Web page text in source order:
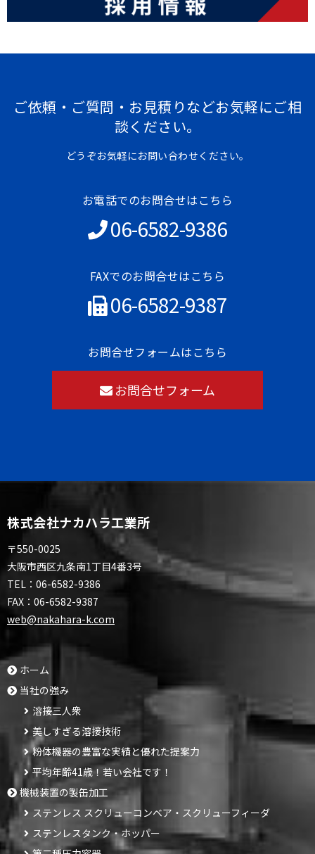
ご依頼・ご質問・お見積りなどお気軽にご相
談ください。
どうぞお気軽にお問い合わせください。
お電話でのお問合せはこちら
06-6582-9386
FAXでのお問合せはこちら
06-6582-9387
お問合せフォームはこちら
お問合せフォーム
株式会社ナカハラ工業所
〒550-0025
大阪市西区九条南1丁目4番3号
TEL： 06-6582-9386
FAX： 06-6582-9387
web@nakahara-k.com
ホーム
当社の強み
溶接三人衆
美しすぎる溶接技術
粉体機器の豊富な実績と優れた提案力
平均年齢41歳！若い会社です！
機械装置の製缶加工
ステンレス スクリューコンベア・スクリューフィーダ
ステンレスタンク・ホッパー